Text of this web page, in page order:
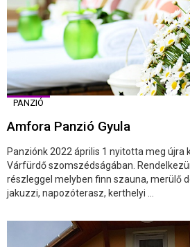
PANZIÓ
Amfora Panzió Gyula
Panziónk 2022 április 1 nyitotta meg újra
Várfürdő szomszédságában.
részleggel melyben finn szauna, merülő
jakuzzi, napozóterasz, kerthelyi ...